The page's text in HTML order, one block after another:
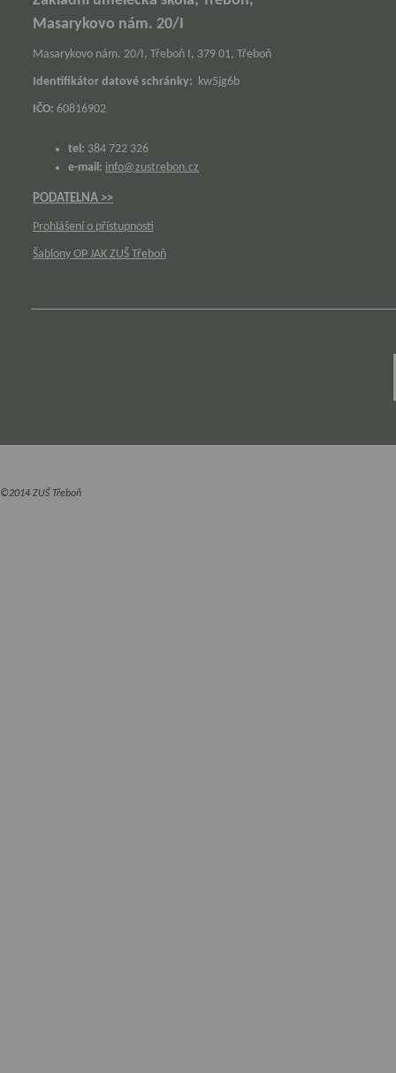
Masarykovo nám. 20/I
Masarykovo nám. 20/I, Třeboň I, 379 01, Třeboň
Identifikátor datové schránky: kw5jg6b
IČO: 60816902
tel: 384 722 326
e-mail: info@zustrebon.cz
PODATELNA >>
Prohlášení o přístupnosti
Šablony OP JAK ZUŠ Třeboň
©2014 ZUŠ Třeboň